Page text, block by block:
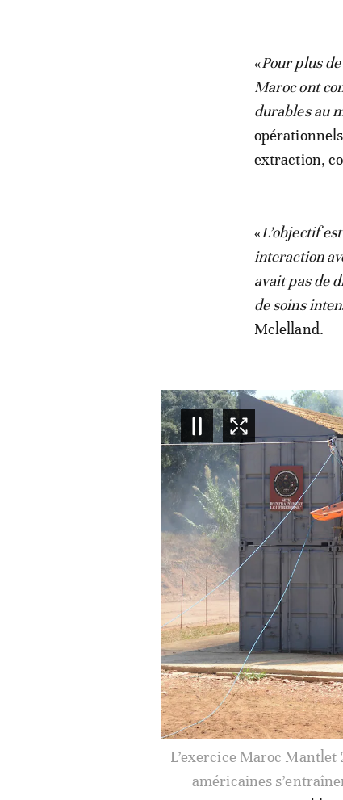
«Pour plus
Maroc ont
durables au
extraction,
«L’objectif
interaction
avait pas de
de soins
Mclelland.
L’exercice Maroc Mantlet
américaines